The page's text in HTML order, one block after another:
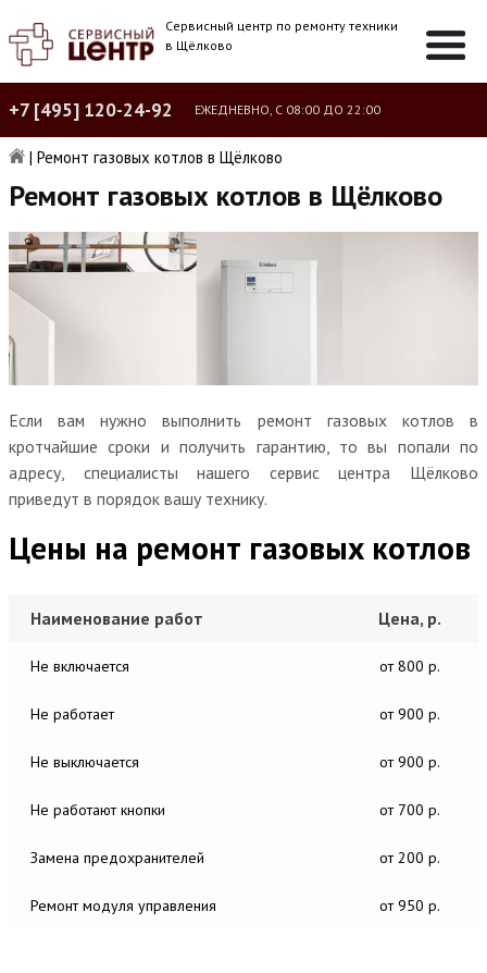
Сервисный центр по ремонту техники
в Щёлково
+7 [495] 120-24-92 ЕЖЕДНЕВНО, С 08:00 ДО 22:00
| Ремонт газовых котлов в Щёлково
Ремонт газовых котлов в Щёлково
Если вам нужно выполнить ремонт газовых котлов в
кротчайшие сроки и получить гарантию, то вы попали по
адресу, специалисты нашего сервис центра Щёлково
приведут в порядок вашу технику.
Цены на ремонт газовых котлов
Наименование работ Цена, р.
Не включается от 800 р.
Не работает от 900 р.
Не выключается от 900 р.
Не работают кнопки от 700 р.
Замена предохранителей от 200 р.
Ремонт модуля управления от 950 р.